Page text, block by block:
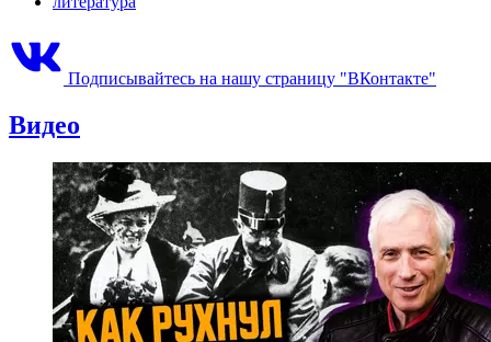
Подписывайтесь на нашу страницу "ВКонтакте"
Видео